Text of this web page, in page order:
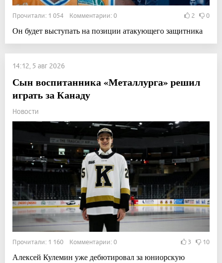
Прочитали: 1 054 Комментарии: 0 2 0
Он будет выступать на позиции атакующего защитника
14:12, 5 авг 2026
Сын воспитанника «Металлурга» решил
играть за Канаду
Новости
Прочитали: 1 160 Комментарии: 0 3 10
Алексей Кулемин уже дебютировал за юниорскую